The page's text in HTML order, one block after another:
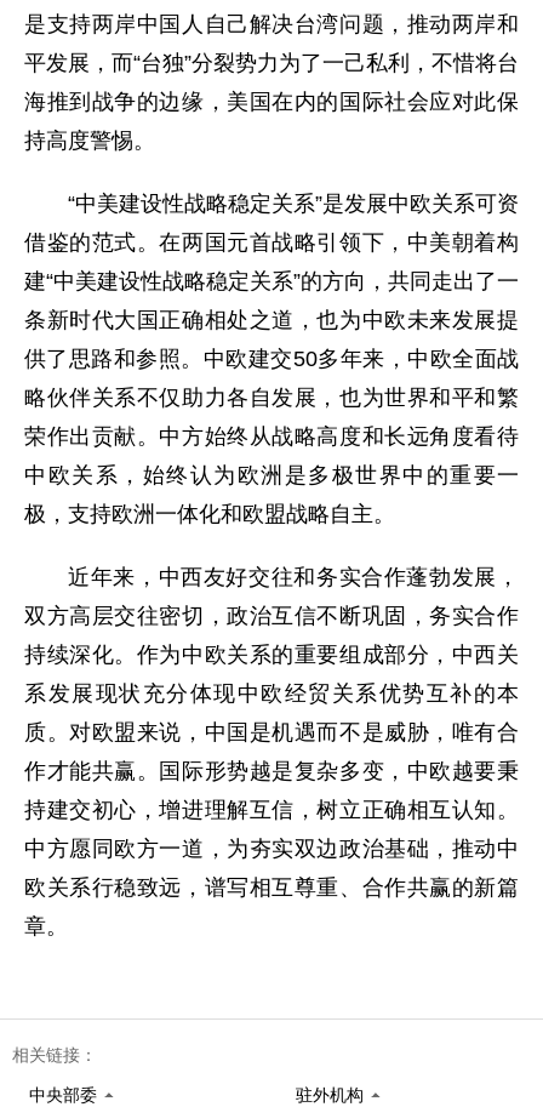
是支持两岸中国人自己解决台湾问题，推动两岸和
平发展，而“台独”分裂势力为了一己私利，不惜将台
海推到战争的边缘，美国在内的国际社会应对此保
持高度警惕。
“中美建设性战略稳定关系”是发展中欧关系可资
借鉴的范式。在两国元首战略引领下，中美朝着构
建“中美建设性战略稳定关系”的方向，共同走出了一
条新时代大国正确相处之道，也为中欧未来发展提
供了思路和参照。中欧建交50多年来，中欧全面战
略伙伴关系不仅助力各自发展，也为世界和平和繁
荣作出贡献。中方始终从战略高度和长远角度看待
中欧关系，始终认为欧洲是多极世界中的重要一
极，支持欧洲一体化和欧盟战略自主。
近年来，中西友好交往和务实合作蓬勃发展，
双方高层交往密切，政治互信不断巩固，务实合作
持续深化。作为中欧关系的重要组成部分，中西关
系发展现状充分体现中欧经贸关系优势互补的本
质。对欧盟来说，中国是机遇而不是威胁，唯有合
作才能共赢。国际形势越是复杂多变，中欧越要秉
持建交初心，增进理解互信，树立正确相互认知。
中方愿同欧方一道，为夯实双边政治基础，推动中
欧关系行稳致远，谱写相互尊重、合作共赢的新篇
章。
相关链接：
中央部委 驻外机构